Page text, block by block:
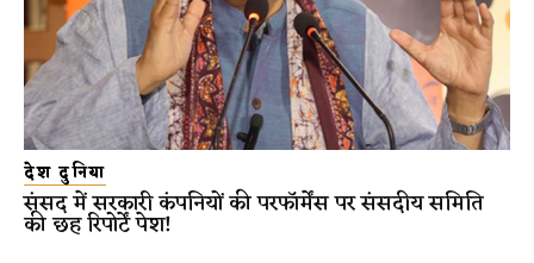
देश दुनिया
संसद में सरकारी कंपनियों की परफॉर्मेंस पर संसदीय समिति
की छह रिपोर्टें पेश!